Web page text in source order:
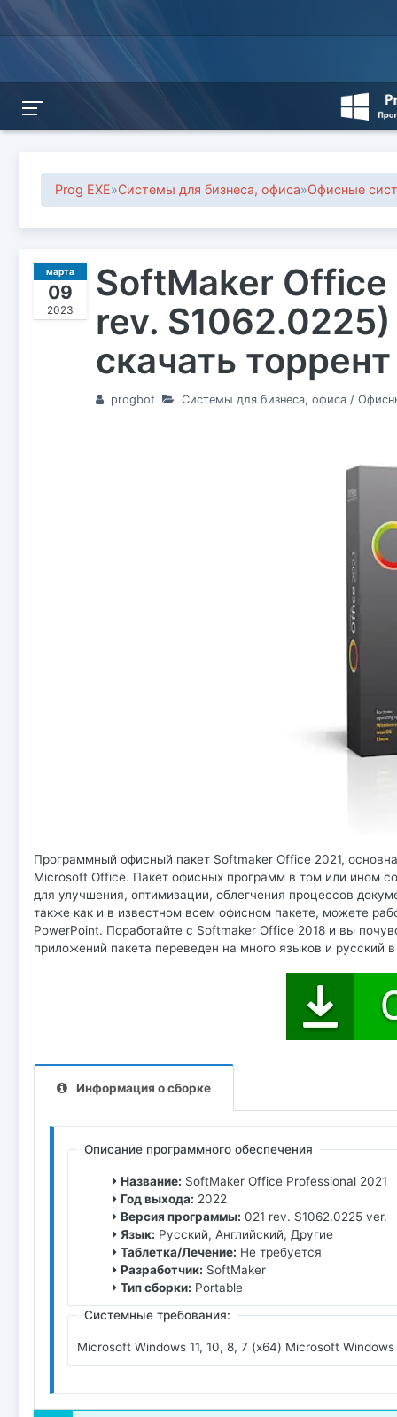
Prog EXE»Системы для бизнеса, офиса»Офисные
марта
09
2023
SoftMaker
rev.
скачать торрент
progbot Системы для бизнеса, офиса/
Программный офисный пакет Softmaker Office 2021,
Microsoft Office. Пакет офисных программ в том или ином
для улучшения, оптимизации, облегчения процессов
также как и в известном всем офисном пакете, можете
PowerPoint. Поработайте с Softmaker Office 2018 и вы
приложений пакета переведен на много языков и русский
Информация о сборке
Описание программного обеспечения
Название: SoftMaker Office Professional 2021
Год выхода: 2022
Версия программы: 021 rev. S1062.0225 ver.
Язык: Русский, Английский, Другие
Таблетка/Лечение: Не требуется
Разработчик: SoftMaker
Тип сборки: Portable
Системные требования:
Microsoft Windows 11, 10, 8, 7 (x64) Microsoft